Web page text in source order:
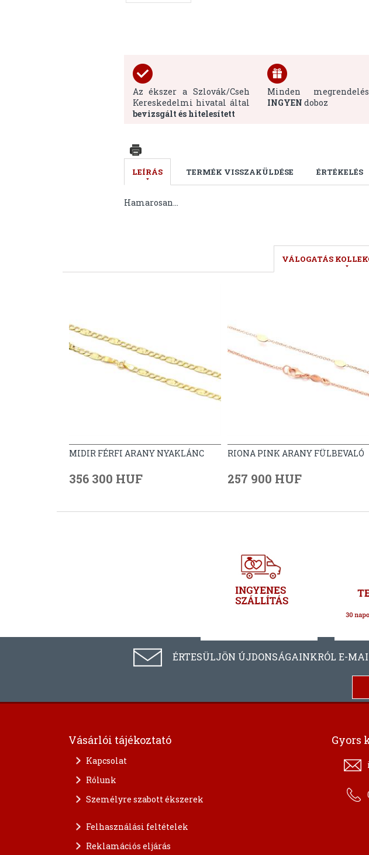
Az ékszer a Szlovák/Cseh
Kereskedelmi hivatal által
bevizsgált és hitelesített
Minden
INGYEN doboz
LEÍRÁS TERMÉK VISSZAKÜLDÉSE ÉRTÉKELÉS
Hamarosan...
VÁLOGATÁS
MIDIR FÉRFI ARANY NYAKLÁNC
356 300 HUF
RIONA PINK ARANY FÜLBEVALÓ
257 900 HUF
ÉRTESÜLJÖN ÚJDONSÁGAINKRÓL E-
Vásárlói tájékoztató
Kapcsolat
Rólunk
Személyre szabott ékszerek
Felhasználási feltételek
Reklamációs eljárás
Gyors